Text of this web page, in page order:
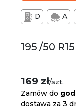
D A
195 /50 R15
169 zł/szt.
Zamów do
dostawa za 3